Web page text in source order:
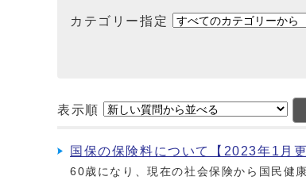
カテゴリー指定
表示順
国保の保険料について【2023年1月更
60歳になり、現在の社会保険から国民健